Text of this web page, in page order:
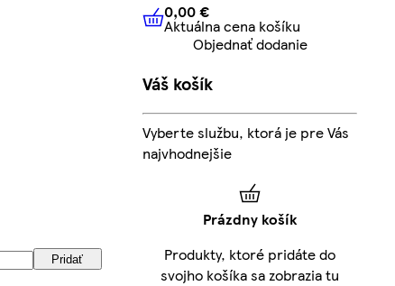
Pridať
0,00 € Aktuálna cena košíku
0,00 €
Aktuálna cena košíku
Objednať dodanie
Váš košík
Vyberte službu, ktorá je pre Vás
najvhodnejšie
Prázdny košík
Produkty, ktoré pridáte do
svojho košíka sa zobrazia tu